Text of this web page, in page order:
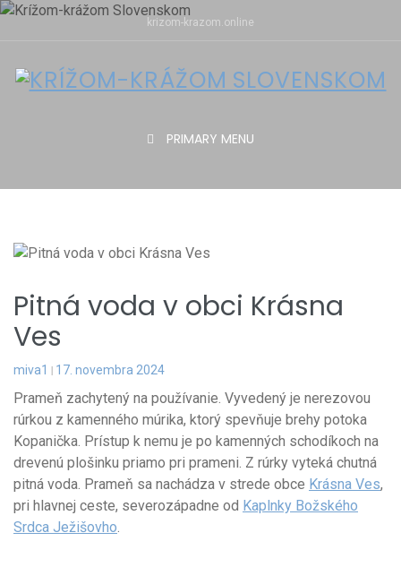
Skip
krizom-krazom.online
PRIMARY MENU
Pitná voda v obci Krásna
Ves
miva1 17. novembra 2024
Prameň zachytený na používanie. Vyvedený je nerezovou
rúrkou z kamenného múrika, ktorý spevňuje brehy potoka
Kopanička. Prístup k nemu je po kamenných schodíkoch na
drevenú plošinku priamo pri prameni. Z rúrky vyteká chutná
pitná voda. Prameň sa nachádza v strede obce Krásna Ves,
pri hlavnej ceste, severozápadne od Kaplnky Božského
Srdca Ježišovho.